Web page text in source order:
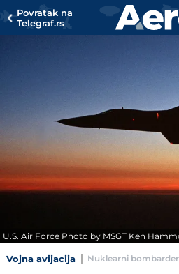
Povratak na
Telegraf.rs
U.S. Air Force Photo by MSGT Ken
Vojna avijacija Nuklearni